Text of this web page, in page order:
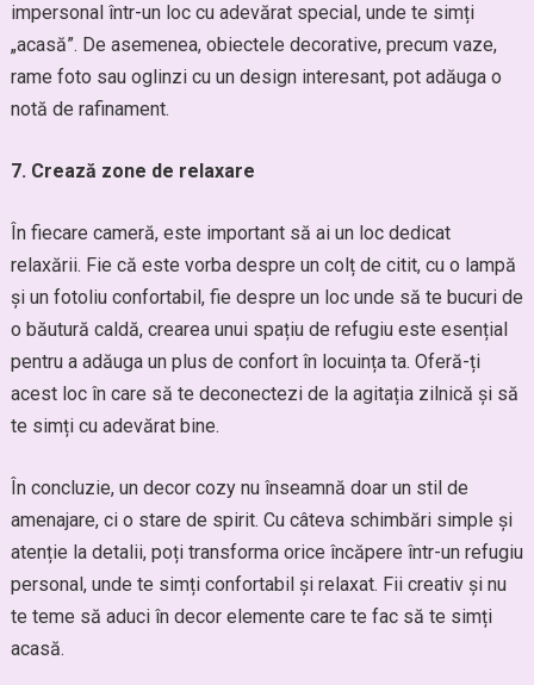
impersonal într-un loc cu adevărat special, unde te simți
„acasă”. De asemenea, obiectele decorative, precum vaze,
rame foto sau oglinzi cu un design interesant, pot adăuga o
notă de rafinament.
7. Crează zone de relaxare
În fiecare cameră, este important să ai un loc dedicat
relaxării. Fie că este vorba despre un colț de citit, cu o lampă
și un fotoliu confortabil, fie despre un loc unde să te bucuri de
o băutură caldă, crearea unui spațiu de refugiu este esențial
pentru a adăuga un plus de confort în locuința ta. Oferă-ți
acest loc în care să te deconectezi de la agitația zilnică și să
te simți cu adevărat bine.
În concluzie, un decor cozy nu înseamnă doar un stil de
amenajare, ci o stare de spirit. Cu câteva schimbări simple și
atenție la detalii, poți transforma orice încăpere într-un refugiu
personal, unde te simți confortabil și relaxat. Fii creativ și nu
te teme să aduci în decor elemente care te fac să te simți
acasă.